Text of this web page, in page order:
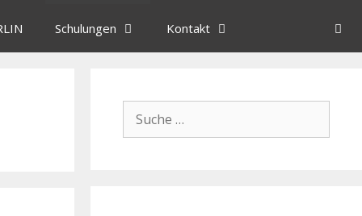
Schulungen Kontakt